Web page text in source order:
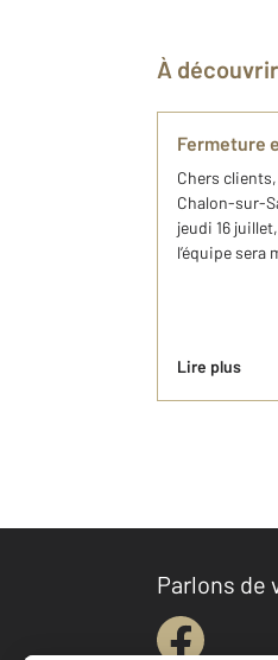
À
Fermeture
Chers
Chalon-sur-
jeudi 16
l’équipe sera
Lire plus
Parlons de